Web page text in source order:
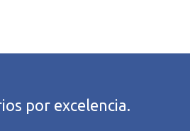
por excelencia.